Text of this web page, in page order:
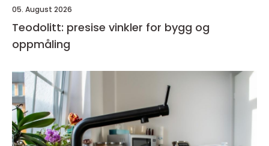
05. August 2026
Teodolitt: presise vinkler for bygg og
oppmåling